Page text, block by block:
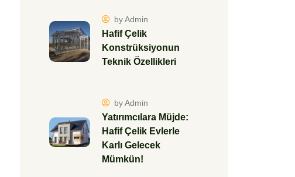
by Admin
Hafif Çelik
Konstrüksiyonun
Teknik Özellikleri
by Admin
Yatırımcılara Müjde:
Hafif Çelik Evlerle
Karlı Gelecek
Mümkün!